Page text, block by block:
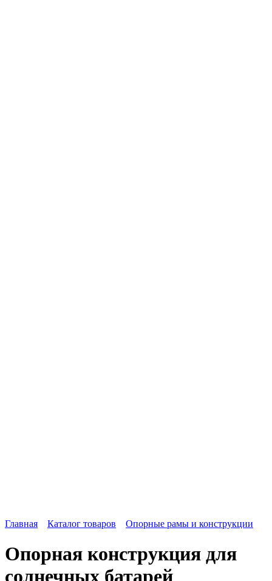
Главная Каталог товаров Опорные рамы и конструкции
Опорная конструкция для
солнечных батарей